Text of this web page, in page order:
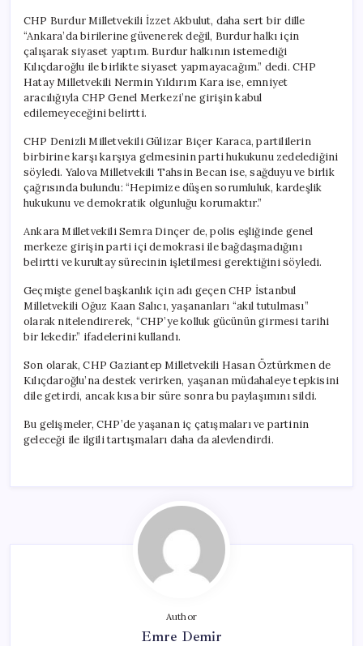
CHP Burdur Milletvekili İzzet Akbulut, daha sert bir dille
“Ankara’da birilerine güvenerek değil, Burdur halkı için
çalışarak siyaset yaptım. Burdur halkının istemediği
Kılıçdaroğlu ile birlikte siyaset yapmayacağım.” dedi. CHP
Hatay Milletvekili Nermin Yıldırım Kara ise, emniyet
aracılığıyla CHP Genel Merkezi’ne girişin kabul
edilemeyeceğini belirtti.
CHP Denizli Milletvekili Gülizar Biçer Karaca, partililerin
birbirine karşı karşıya gelmesinin parti hukukunu zedelediğini
söyledi. Yalova Milletvekili Tahsin Becan ise, sağduyu ve birlik
çağrısında bulundu: “Hepimize düşen sorumluluk, kardeşlik
hukukunu ve demokratik olgunluğu korumaktır.”
Ankara Milletvekili Semra Dinçer de, polis eşliğinde genel
merkeze girişin parti içi demokrasi ile bağdaşmadığını
belirtti ve kurultay sürecinin işletilmesi gerektiğini söyledi.
Geçmişte genel başkanlık için adı geçen CHP İstanbul
Milletvekili Oğuz Kaan Salıcı, yaşananları “akıl tutulması”
olarak nitelendirerek, “CHP’ye kolluk gücünün girmesi tarihi
bir lekedir.” ifadelerini kullandı.
Son olarak, CHP Gaziantep Milletvekili Hasan Öztürkmen de
Kılıçdaroğlu’na destek verirken, yaşanan müdahaleye tepkisini
dile getirdi, ancak kısa bir süre sonra bu paylaşımını sildi.
Bu gelişmeler, CHP’de yaşanan iç çatışmaları ve partinin
geleceği ile ilgili tartışmaları daha da alevlendirdi.
Author
Emre Demir